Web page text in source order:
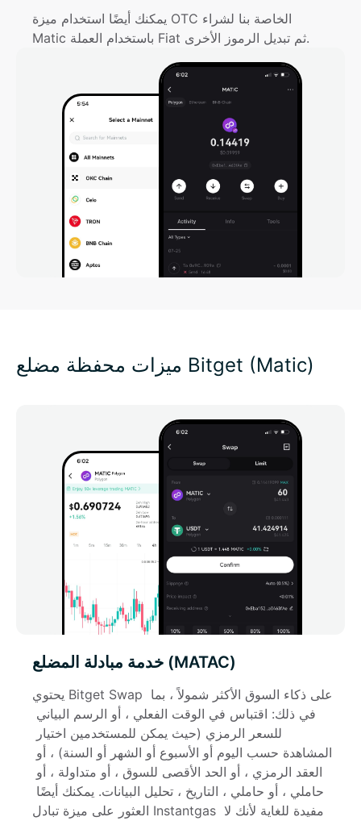
يمكنك أيضًا استخدام ميزة OTC الخاصة بنا لشراء
Matic باستخدام العملة Fiat ثم تبديل الرموز الأخرى.
ميزات محفظة مضلع Bitget (Matic)
خدمة مبادلة المضلع (MATAC)
يحتوي Bitget Swap على ذكاء السوق الأكثر شمولاً ، بما
العثور على ميزة تبادل Instantgas مفيدة للغاية لأنك لا